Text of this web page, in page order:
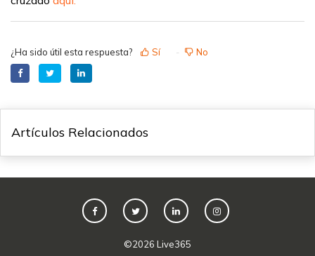
¿Ha sido útil esta respuesta? Sí No
Artículos Relacionados
©2026 Live365